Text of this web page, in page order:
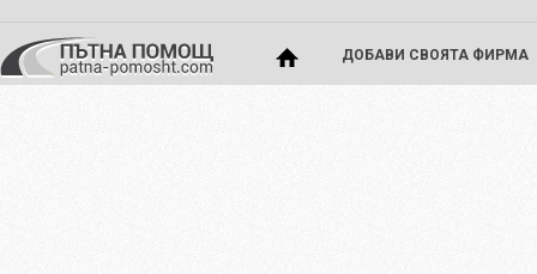
ДОБАВИ СВОЯТА ФИРМА